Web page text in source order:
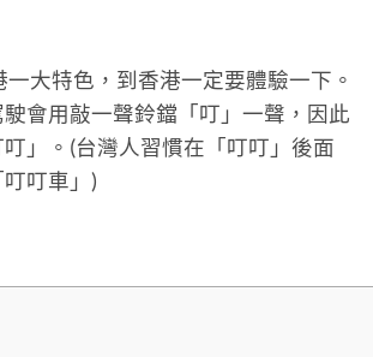
一大特色，到香港一定要體驗一下。
會用敲一聲鈴鐺「叮」一聲，因此
」。(台灣人習慣在「叮叮」後面
叮車」)